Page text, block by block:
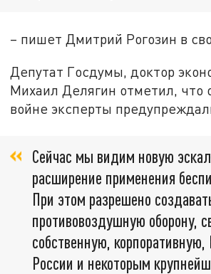
– пишет Дмитрий Рогозин в
Депутат Госдумы, доктор
Михаил Делягин отметил, что
войне эксперты
Сейчас мы видим новую
расширение применения
При этом разрешено
противовоздушную оборону,
собственную, корпоративную,
России и некоторым